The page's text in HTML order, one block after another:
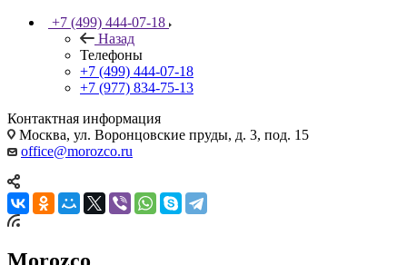
+7 (499) 444-07-18
Назад
Телефоны
+7 (499) 444-07-18
+7 (977) 834-75-13
Контактная информация
Москва, ул. Воронцовские пруды, д. 3, под. 15
office@morozco.ru